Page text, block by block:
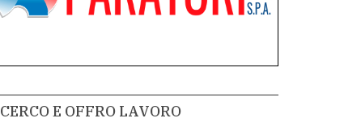
CERCO E OFFRO LAVORO